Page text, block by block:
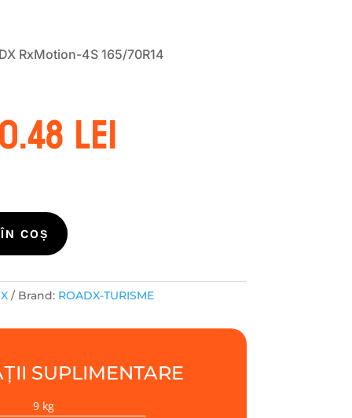
RxMotion-4S 165/70R14
lei
COȘ
Brand: ROADX-TURISME
SUPLIMENTARE
9 kg